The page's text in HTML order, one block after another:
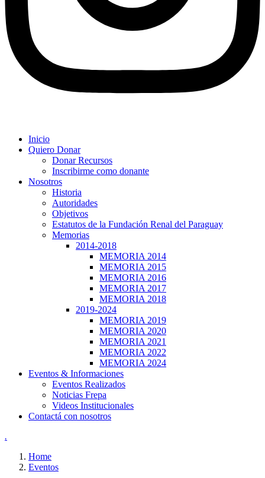
Inicio
Quiero Donar
Donar Recursos
Inscribirme como donante
Nosotros
Historia
Autoridades
Objetivos
Estatutos de la Fundación Renal del Paraguay
Memorias
2014-2018
MEMORIA 2014
MEMORIA 2015
MEMORIA 2016
MEMORIA 2017
MEMORIA 2018
2019-2024
MEMORIA 2019
MEMORIA 2020
MEMORIA 2021
MEMORIA 2022
MEMORIA 2024
Eventos & Informaciones
Eventos Realizados
Noticias Frepa
Videos Institucionales
Contactá con nosotros
.
Home
Eventos